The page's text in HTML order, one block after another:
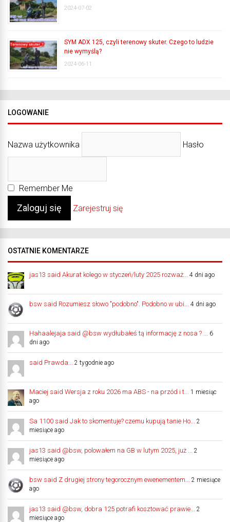
2024-07-02
SYM ADX 125, czyli terenowy skuter. Czego to ludzie
nie wymyślą?
2024-06-11
LOGOWANIE
Nazwa użytkownika Hasło
Remember Me
Zarejestruj się
OSTATNIE KOMENTARZE
jas13 said Akurat kolego w styczeń/luty 2025 rozważ... 4 dni ago
bsw said Rozumiesz słowo "podobno". Podobno w ubi... 4 dni ago
Hahaalejaja said @bsw wydłubałeś tą informację z nosa ? ...
6
dni ago
said Prawda... 2 tygodnie ago
Maciej said Wersja z roku 2026 ma ABS - na przód i t...
1 miesiąc
ago
Sa 1100 said Jak to skomentuje? czemu kupują tanie Ho...
2
miesiące ago
jas13 said @bsw, polowałem na GB w lutym 2025, już ...
2
miesiące ago
bsw said Z drugiej strony tegorocznym ewenementem...
2 miesiące
ago
jas13 said @bsw, dobra 125 potrafi kosztować prawie...
2
miesiące ago